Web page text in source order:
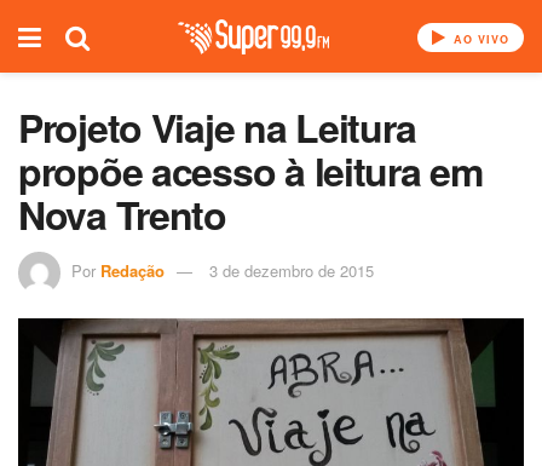
AO VIVO
Projeto Viaje na Leitura
propõe acesso à leitura‏ em
Nova Trento
Por Redação 3 de dezembro de 2015